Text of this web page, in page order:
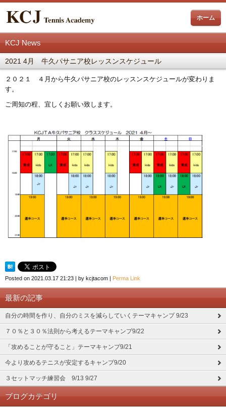
ホーム
KCJ News
2021 4月 牛久パサニア校レッスンスケジュール
２０２１ ４月から牛久パサニア校のレッスンスケジュールが変わりま
す。
ご周知の程、宜しくお願い致します。
Posted on 2021.03.17 21:23 | by kcjtacom | Perma Link
最新の記事
自分の時間を作り、自分のミスを減らしていくテーマキャンプ 9/23
７０％と３０％法則から考えるテーマキャンプ9/22
「攻めることが守ること」テーマキャンプ9/21
今より攻めるテニスが安定するキャンプ9/20
３セットマッチ練習会 9/13 9/27
ブログカテゴリ